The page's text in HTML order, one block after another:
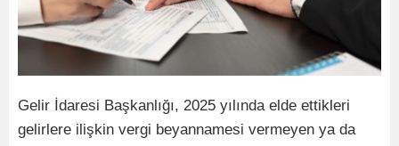
Gelir İdaresi Başkanlığı, 2025 yılında elde ettikleri
gelirlere ilişkin vergi beyannamesi vermeyen ya da